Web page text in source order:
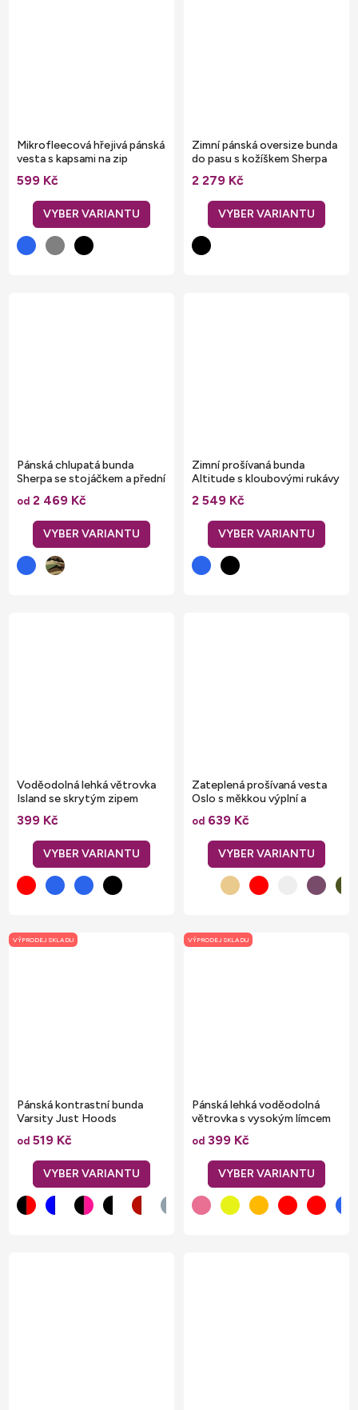
Mikrofleecová hřejivá pánská
vesta s kapsami na zip
599 Kč
Zimní pánská oversize bunda
do pasu s kožíškem Sherpa
2 279 Kč
Pánská chlupatá bunda
Sherpa se stojáčkem a přední
od 2 469 Kč
Zimní prošívaná bunda
Altitude s kloubovými rukávy
a stojáčkem
2 549 Kč
Voděodolná lehká větrovka
Island se skrytým zipem
399 Kč
Zateplená prošívaná vesta
Oslo s měkkou výplní a
podšívkou
od 639 Kč
VÝPRODEJ SKLADU
Pánská kontrastní bunda
Varsity Just Hoods
od 519 Kč
VÝPRODEJ SKLADU
Pánská lehká voděodolná
větrovka s vysokým límcem
od 399 Kč